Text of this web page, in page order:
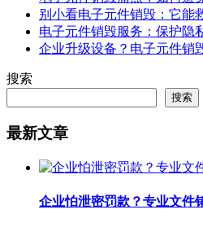
别小看电子元件销毁：它能
电子元件销毁服务：保护隐
企业升级设备？电子元件销
搜索
搜索
最新文章
企业怕泄密罚款？专业文件